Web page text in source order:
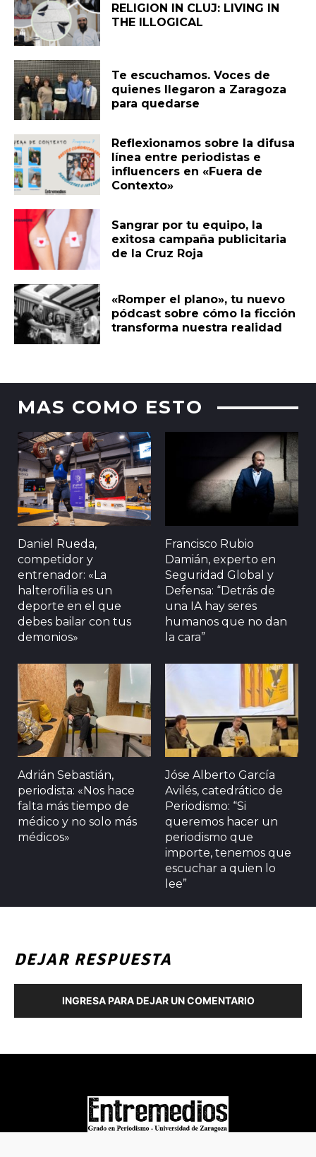
RELIGION IN CLUJ: LIVING IN
THE ILLOGICAL
Te escuchamos. Voces de
quienes llegaron a Zaragoza
para quedarse
Reflexionamos sobre la difusa
línea entre periodistas e
influencers en «Fuera de
Contexto»
Sangrar por tu equipo, la
exitosa campaña publicitaria
de la Cruz Roja
«Romper el plano», tu nuevo
pódcast sobre cómo la ficción
transforma nuestra realidad
MAS COMO ESTO
Daniel Rueda,
competidor y
entrenador: «La
halterofilia es un
deporte en el que
debes bailar con tus
demonios»
Francisco Rubio
Damián, experto en
Seguridad Global y
Defensa: “Detrás de
una IA hay seres
humanos que no dan
la cara”
Adrián Sebastián,
periodista: «Nos hace
falta más tiempo de
médico y no solo más
médicos»
Jóse Alberto García
Avilés, catedrático de
Periodismo: “Si
queremos hacer un
periodismo que
importe, tenemos que
escuchar a quien lo
lee”
DEJAR RESPUESTA
INGRESA PARA DEJAR UN COMENTARIO